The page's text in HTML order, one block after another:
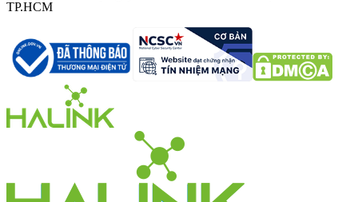
TP.HCM